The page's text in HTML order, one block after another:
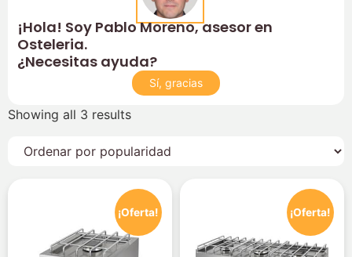
¡Hola! Soy Pablo Moreno, asesor en
Osteleria.
¿Necesitas ayuda?
Sí, gracias
Showing all 3 results
¡Oferta! ¡Oferta!